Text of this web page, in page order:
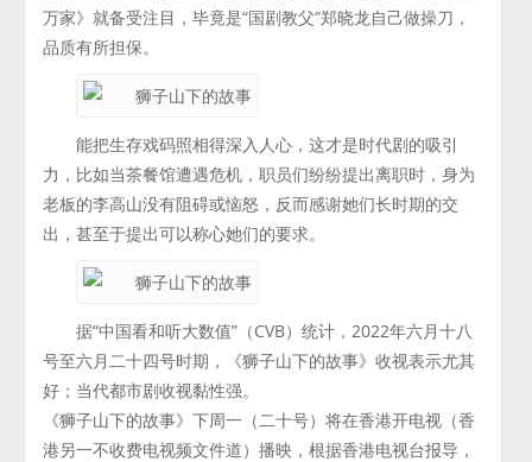
万家》就备受注目，毕竟是“国剧教父”郑晓龙自己做操刀，
品质有所担保。
能把生存戏码照相得深入人心，这才是时代剧的吸引
力，比如当茶餐馆遭遇危机，职员们纷纷提出离职时，身为
老板的李高山没有阻碍或恼怒，反而感谢她们长时期的交
出，甚至于提出可以称心她们的要求。
据“中国看和听大数值”（CVB）统计，2022年六月十八
号至六月二十四号时期，《狮子山下的故事》收视表示尤其
好；当代都市剧收视黏性强。
《狮子山下的故事》下周一（二十号）将在香港开电视（香
港另一不收费电视频文件道）播映，根据香港电视台报导，